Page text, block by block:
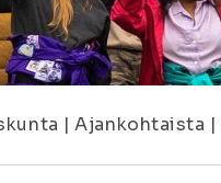
| Ajankohtaista |